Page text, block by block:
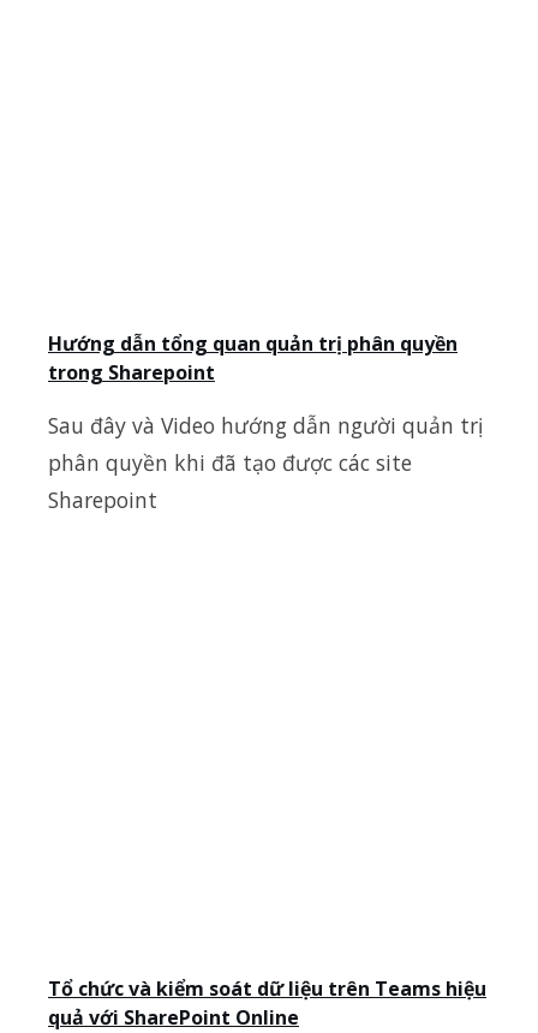
Hướng dẫn tổng quan quản trị phân quyền
trong Sharepoint
Sau đây và Video hướng dẫn người quản trị
phân quyền khi đã tạo được các site
Sharepoint
Tổ chức và kiểm soát dữ liệu trên Teams hiệu
quả với SharePoint Online